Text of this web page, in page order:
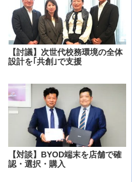
【討議】次世代校務環境の全体
設計を｢共創｣で支援
【対談】BYOD端末を店舗で確
認・選択・購入